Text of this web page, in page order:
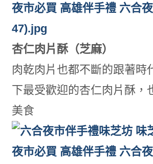
杏仁肉片酥（芝麻）
肉乾肉片也都不斷的跟著時
下最受歡迎的杏仁肉片酥，
美食